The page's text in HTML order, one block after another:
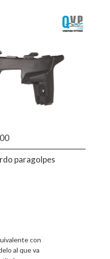
paragolpes
con
al que va